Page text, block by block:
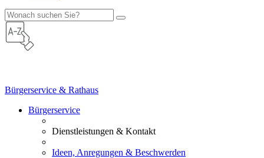
Bürgerservice & Rathaus
Bürgerservice
Dienstleistungen & Kontakt
Ideen, Anregungen & Beschwerden